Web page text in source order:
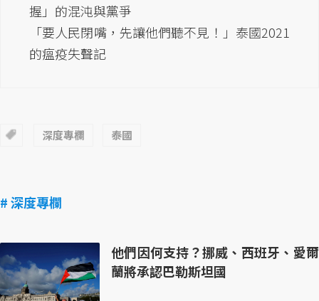
握」的混沌與黨爭
「要人民閉嘴，先讓他們聽不見！」泰國2021
的瘟疫失聲記
深度專欄 泰國
# 深度專欄
他們因何支持？挪威、西班牙、愛爾
蘭將承認巴勒斯坦國